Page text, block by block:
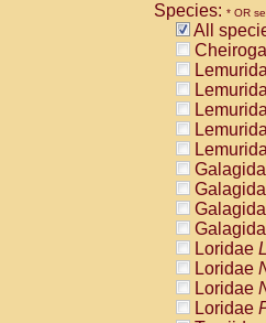
Cebidae
Cebidae
Cebidae
Cebidae
Cebidae
Atelidae
Atelidae
Atelidae
Atelidae
Atelidae
Atelidae
Atelidae
Atelidae
Atelidae
Atelidae
Species: * OR
All
Loridae
Loridae
Loridae
Loridae